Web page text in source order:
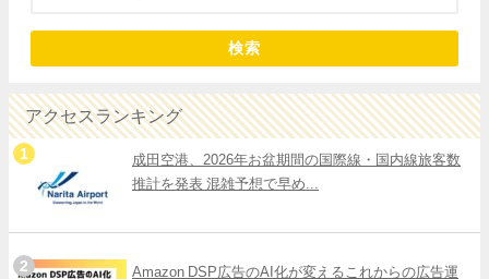
検索
アクセスランキング
成田空港、2026年お盆期間の国際線・国内線旅客数
推計を発表 混雑予想で早め...
Amazon DSP広告のAI化が変えるこれからの広告運